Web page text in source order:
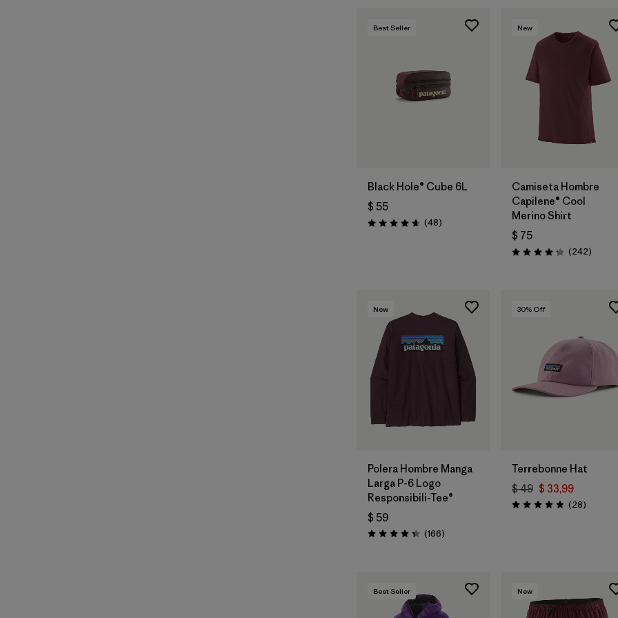
Best Seller
Black Hole® Cube 6L
$ 55
Valoración: 4.7 / 5
(48Comentarios
)
New
Camiseta Hombre
Capilene® Cool
Merino Shirt
$ 75
Valoración: 4.3 / 5
(242)
New
Polera Hombre Manga
Larga P-6 Logo
Responsibili-Tee®
$ 59
Valoración: 4.4 / 5
(166Comentarios
)
30% Off
Terrebonne Hat
$ 49 $ 33,99
Valoración: 4.8 / 5
(28)
Best Seller New